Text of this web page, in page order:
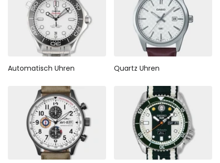
Automatisch Uhren Quartz Uhren